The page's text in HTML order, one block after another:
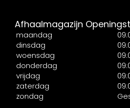
Afhaalmagazijn
maandag
dinsdag
woensdag
donderdag
vrijdag
zaterdag
zondag